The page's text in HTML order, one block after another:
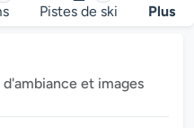
Pistes de ski Plus
et images